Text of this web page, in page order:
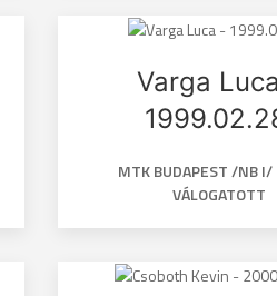
Varga
MTK BUDAPEST /NB
VÁLOGATOTT